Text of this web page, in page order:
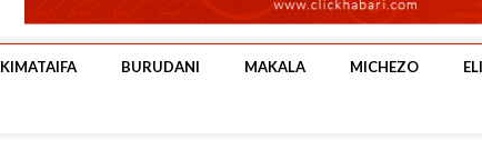
KIMATAIFA BURUDANI MAKALA MICHEZO